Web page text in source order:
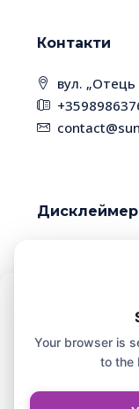
Щоб забезпечити
такі технології, як
інформації про ваш
технологій
Контакти
вул. „Отець
Дисклеймер
об'єкти
Будь ласка,
актуальність
Your browser is
to the